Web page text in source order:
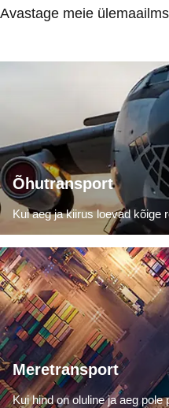
Avastage meie
Õhutransport
Kui aeg ja kiirus loevad kõige
Meretransport
Kui hind on oluline ja aeg pole